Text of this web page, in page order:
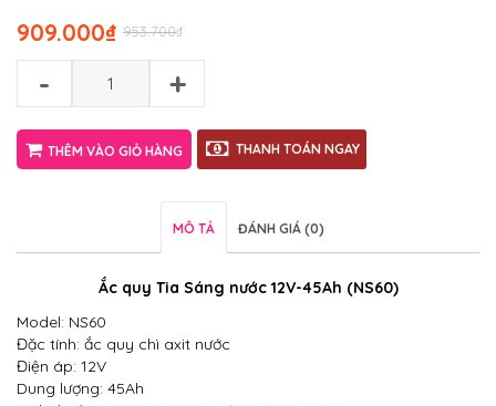
₫
953.700
₫
909.000
- +
THÊM VÀO GIỎ HÀNG THANH TOÁN NGAY
MÔ TẢ ĐÁNH GIÁ (0)
Ắc quy Tia Sáng nước 12V-45Ah (NS60)
Model: NS60
Đặc tính: ắc quy chì axit nước
Điện áp: 12V
Dung lượng: 45Ah